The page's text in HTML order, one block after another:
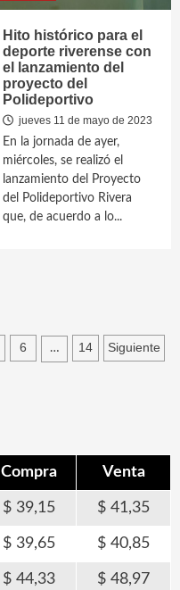
Hito histórico para el
deporte riverense con
el lanzamiento del
proyecto del
Polideportivo
jueves 11 de mayo de 2023
En la jornada de ayer,
miércoles, se realizó el
lanzamiento del Proyecto
del Polideportivo Rivera
que, de acuerdo a lo...
6 … 14 Siguiente
Compra Venta
39,15 41,35
39,65 40,85
44,33 48,97